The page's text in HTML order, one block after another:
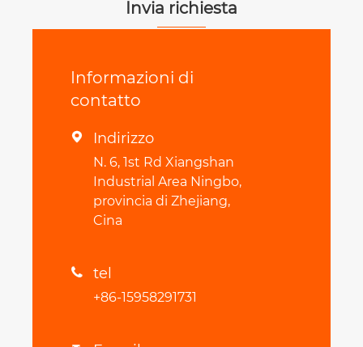
Invia richiesta
Informazioni di
contatto
 Indirizzo
N. 6, 1st Rd Xiangshan
Industrial Area Ningbo,
provincia di Zhejiang,
Cina
 tel
+86-15958291731